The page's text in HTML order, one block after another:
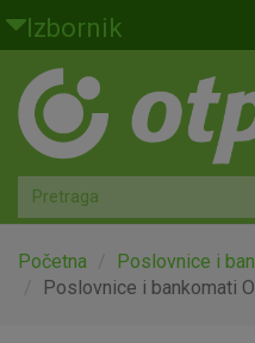
Skoči na glavni sadržaj
Izbornik
Građani
Privatno bankarstvo
Agro
Mala poduzeća i obrtnici
Početna
Poslovnice i
Poslovnice i bankomati